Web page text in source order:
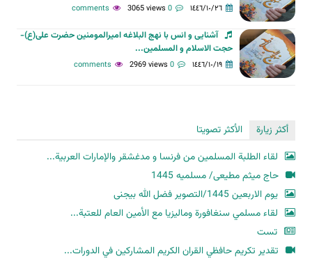
١٤٤٦/١٠/٢٦ 0 comments
3065 views
آشنایی و انس با نهج البلاغه امیرالمومنین حضرت علی(ع)-
حجت الاسلام و المسلمین...
١٤٤٦/١٠/١٩ 0 comments
2969 views
أكثر زيارة
الأكثر تصويتا
لقاء الطلبة المسلمين من فرنسا و مدغشقر والإمارات العربية...
حاج میثم مطیعی/ مسلمیه 1445
یوم الاربعین 1445/التصویر فضل الله بیجنی
لقاء مسلمي سنغافورة وماليزيا مع الأمين العام للعتبة...
تست
تقدير تكريم حافظي القران الكريم المشاركين في الدورات...